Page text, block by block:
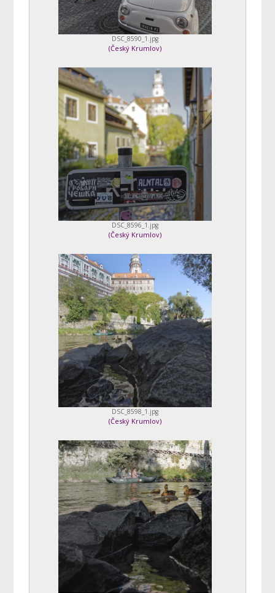
DSC_8590_1.jpg
(Český Krumlov)
DSC_8596_1.jpg
(Český Krumlov)
DSC_8598_1.jpg
(Český Krumlov)